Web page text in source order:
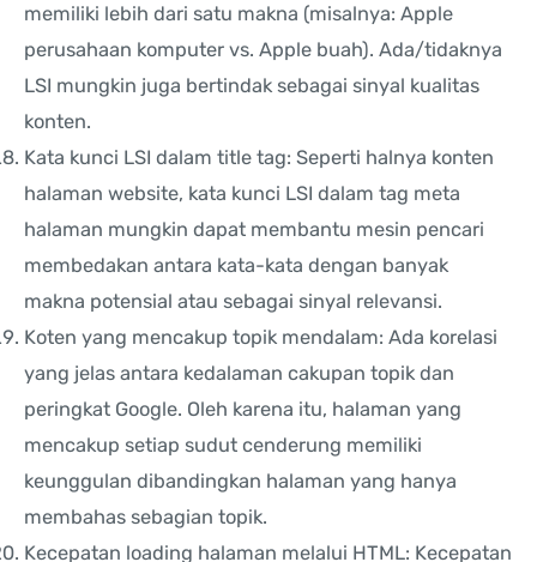
memiliki lebih dari satu makna (misalnya: Apple
perusahaan komputer vs. Apple buah). Ada/tidaknya
LSI mungkin juga bertindak sebagai sinyal kualitas
konten.
Kata kunci LSI dalam title tag: Seperti halnya konten
halaman website, kata kunci LSI dalam tag meta
halaman mungkin dapat membantu mesin pencari
membedakan antara kata-kata dengan banyak
makna potensial atau sebagai sinyal relevansi.
Koten yang mencakup topik mendalam: Ada korelasi
yang jelas antara kedalaman cakupan topik dan
peringkat Google. Oleh karena itu, halaman yang
mencakup setiap sudut cenderung memiliki
keunggulan dibandingkan halaman yang hanya
membahas sebagian topik.
Kecepatan loading halaman melalui HTML: Kecepatan